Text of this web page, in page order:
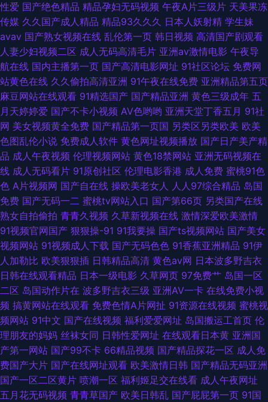
九九福利电影 在线国产日韩欧美 蜜桃传媒91 91白丝综合网 欧美人视频 91资
原总站 人伦偷精品视频免下载 成人的性生注 日韩精品视 国产草逼视频网 午
夜激情视频 国产亚洲精品久久久久久久 中文字幕在线精品 欧美成人黄色 97
超碰精品 琪琪午夜福利免费院 肏屄网导航 日本一卡精品视频免费 二哥影院
婷婷五月丁香激情社 国产名模a∨精品视频 亚洲国产黄色精品 激情欧美亚 在
线观看免国产无弹窗 男人进女人阳 97超碰青青 日本中文高清欧美 公和熄小
婷乱中文字幕 伊人爱爱网 老司机视频影院18 91蜜臀在线观看 欧美一区二区
爱爱视频 超碰人人摸人人爱 欧美精品日韩 巴巴在线电影
性爱 国产绝色精品 精品孕妇无码视频 午夜A片三级片 天美果冻
传媒 久久国产成人精品 精品93久久久 日本人妖射精 学生妹
avav 国产熟女视频在线 乱伦第一页 韩日视频 高清国产剧观看
人妻少妇视频二区 成人无码高清毛片 亚洲av激情电影 午夜导
航在线 国内主播第一页 国产高清电影网址 91社区论坛 免费网
站黄色在线 久久偷拍高清亚洲 91午夜在线免费 亚洲精品第五页
麻豆网站在线观看 91精选国产 国产精品亚洲 黄色三级成年 五
月天婷婷爱 国产不卡小视频 AV色哟哟 亚洲天堂丁香五月 91社
网 美女视频黄全免费 国产精品第一页国 另类区另类欧美 欧美
色图乱伦小说 免费成人软件 黄色网址视频播放 国产日产美产精
品 成人午夜视频 伦理视频网站 黄色18禁网站 亚洲无码视频在
线 成人无码看片 91原创社区 伦理电影香港 成人免费 蜜桃91色
色 A片视频网 国产自在线 操欧美老女人 人人97综合精品 岛国
免费 国产无码一二 蜜桃tv网站入口 国产第66页 另类国产在线
熟女自拍偷拍 青青久视频 久草新视频在线 激情深爱欧美激情
91视频官网国产 狠狠操-91 91我要操 国产ts视频网站 国产美女
视频网站 91视频成人下载 国产无码色色 91香蕉亚洲精品 91伊
人加勒比 欧美狠狠插 日韩精品高清 黄色av网 日本波多野吉衣
日韩在线观看精品 日本一级电影 久草网页 97免费艹 岛国一区
二区 岛国动作片在 波多野吉衣三级 亚洲AV一卡 在线免费小视
频 搞黄网站在线观看 免费色情A片网扯 91资源在线视频 蜜桃视
频网站 91中文 国产在线视频 福利爱爱网址 岛国搬运工首页 伦
理朋友的妈妈 丝袜女同 日韩性爱网址 在线观看日本黄 亚洲国
产第一网站 国产99不卡 66精品视频 国产精品探花一区 成人免
费国产大片 国产在线网址观看 欧美激情日韩 国产精品无码亚洲
国产一区二区黄片 喷潮一区 福利姬足交在线看 成人午夜网址
五月花无码视频 青青草国产 欧美日韩乱 国产屁屁第一页 91国